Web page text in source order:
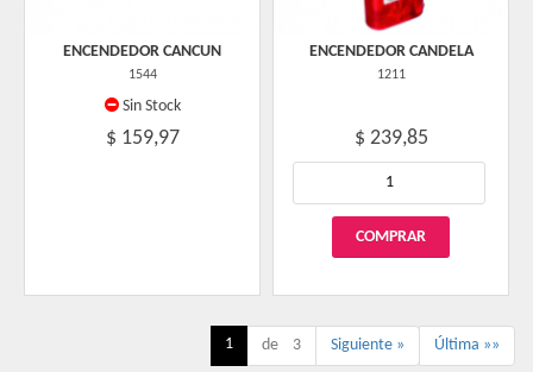
ENCENDEDOR CANCUN
1544
Sin Stock
$ 159,97
ENCENDEDOR CANDELA
1211
$ 239,85
1 de 3 Siguiente » Última »»